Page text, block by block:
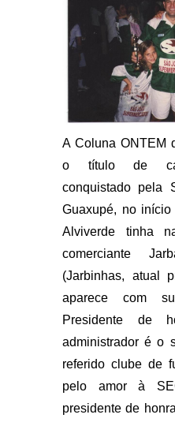
A Coluna ONTEM
o título de
conquistado pela
Guaxupé, no
Alviverde tinha
comerciante
(Jarbinhas, atual
aparece com
Presidente de
administrador é o
referido clube de
pelo amor à
presidente de